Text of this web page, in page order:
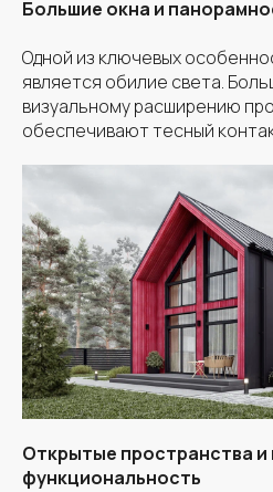
Большие окна и
Одной из ключевых
является обилие света.
визуальному расширению
обеспечивают тесный
Открытые пространства и
функциональность